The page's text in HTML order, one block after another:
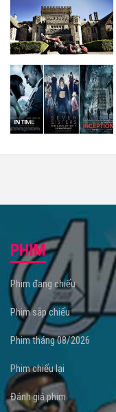
PHIM
Phim đang chiếu
Phim sắp chiếu
Phim tháng 08/2026
Phim chiếu lại
Đánh giá phim